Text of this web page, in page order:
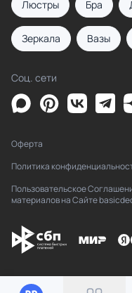
Люстры Бра
Зеркала Вазы
Соц. сети
Оферта
Политика
Пользовательское
материалов на Сайте